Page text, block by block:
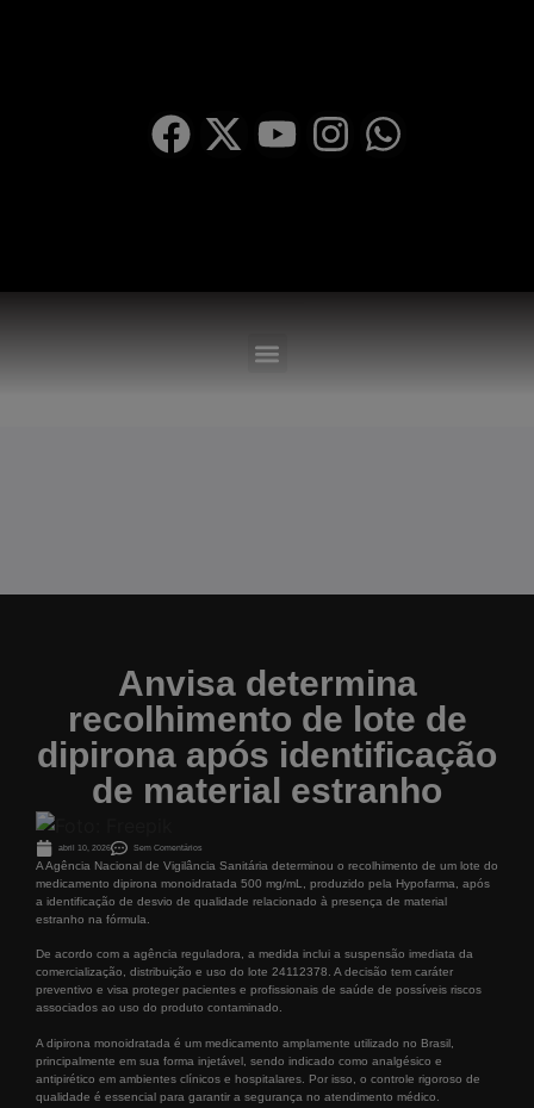
Anvisa determina
recolhimento de lote de
dipirona após identificação
de material estranho
abril 10, 2026 Sem Comentários
A Agência Nacional de Vigilância Sanitária determinou o recolhimento de um lote do
medicamento dipirona monoidratada 500 mg/mL, produzido pela Hypofarma, após
a identificação de desvio de qualidade relacionado à presença de material
estranho na fórmula.
De acordo com a agência reguladora, a medida inclui a suspensão imediata da
comercialização, distribuição e uso do lote 24112378. A decisão tem caráter
preventivo e visa proteger pacientes e profissionais de saúde de possíveis riscos
associados ao uso do produto contaminado.
A dipirona monoidratada é um medicamento amplamente utilizado no Brasil,
principalmente em sua forma injetável, sendo indicado como analgésico e
antipirético em ambientes clínicos e hospitalares. Por isso, o controle rigoroso de
qualidade é essencial para garantir a segurança no atendimento médico.